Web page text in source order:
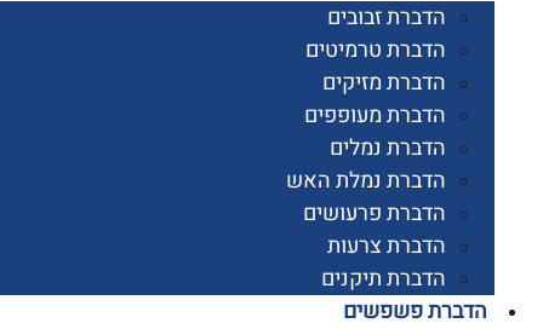
הדברת זבובים
הדברת טרמיטים
הדברת מזיקים
הדברת מעופפים
הדברת נמלים
הדברת נמלת האש
הדברת פרעושים
הדברת צרעות
הדברת תיקנים
פשפשים